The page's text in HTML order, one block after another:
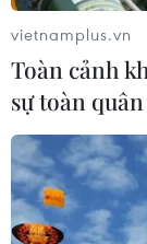
châu Phi
09/08/2026 03:15
Chính phủ Mỹ
UFO
09/08/2026 03:02
vietnamplus.vn
Toàn cảnh
sự toàn